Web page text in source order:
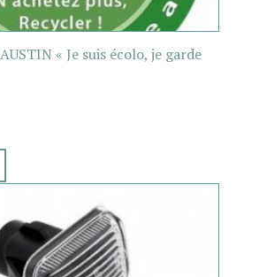
« Je suis écolo, je garde